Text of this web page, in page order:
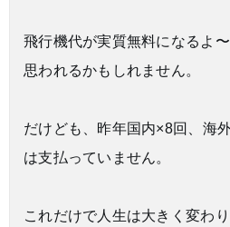
飛行機代が実質無料になるよ
思われるかもしれません。
だけども、昨年国内×8回、海
は支払っていません。
これだけで人生は大きく変わり